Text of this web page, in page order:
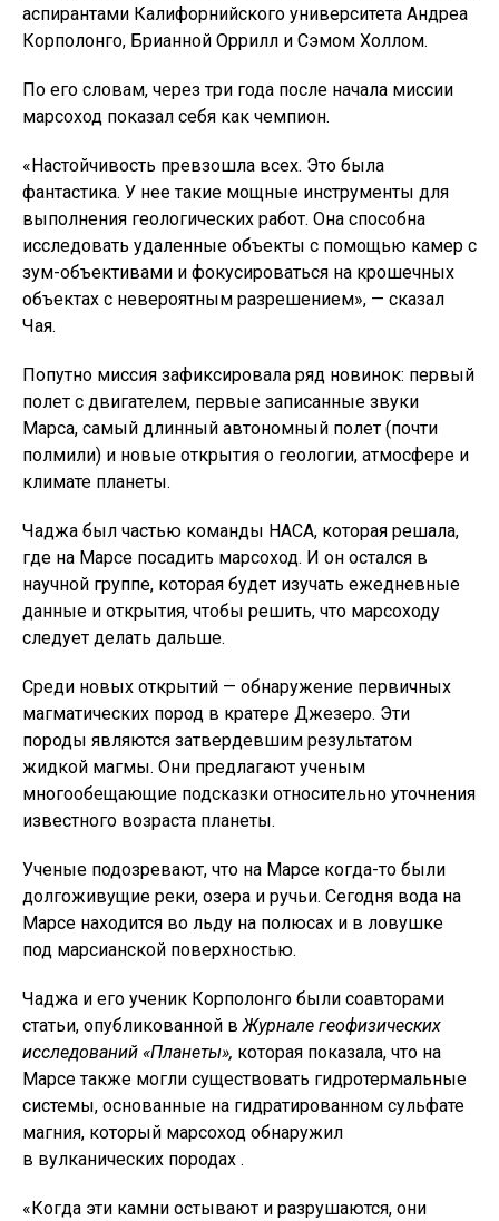
аспирантами Калифорнийского университета Андреа
Корполонго, Брианной Оррилл и Сэмом Холлом.
По его словам, через три года после начала миссии
марсоход показал себя как чемпион.
«Настойчивость превзошла всех. Это была
фантастика. У нее такие мощные инструменты для
выполнения геологических работ. Она способна
исследовать удаленные объекты с помощью камер с
зум-объективами и фокусироваться на крошечных
объектах с невероятным разрешением», — сказал
Чая.
Попутно миссия зафиксировала ряд новинок: первый
полет с двигателем, первые записанные звуки
Марса, самый длинный автономный полет (почти
полмили) и новые открытия о геологии, атмосфере и
климате планеты.
Чаджа был частью команды НАСА, которая решала,
где на Марсе посадить марсоход. И он остался в
научной группе, которая будет изучать ежедневные
данные и открытия, чтобы решить, что марсоходу
следует делать дальше.
Среди новых открытий — обнаружение первичных
магматических пород в кратере Джезеро. Эти
породы являются затвердевшим результатом
жидкой магмы. Они предлагают ученым
многообещающие подсказки относительно уточнения
известного возраста планеты.
Ученые подозревают, что на Марсе когда-то были
долгоживущие реки, озера и ручьи. Сегодня вода на
Марсе находится во льду на полюсах и в ловушке
под марсианской поверхностью.
Чаджа и его ученик Корполонго были соавторами
статьи, опубликованной вЖурнале геофизических
исследований «Планеты», которая показала, что на
Марсе также могли существовать гидротермальные
системы, основанные на гидратированном сульфате
магния, который марсоход обнаружил
в вулканических породах .
«Когда эти камни остывают и разрушаются, они